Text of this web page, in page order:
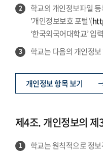
2
학교의 개인정보파일
'개인정보보호 포털'(
‘한국외국어대학교’ 입
3 학교는 다음의 개인정
개인정보 항목 보기
제4조. 개인정보의 제
1
학교는 원칙적으로 정